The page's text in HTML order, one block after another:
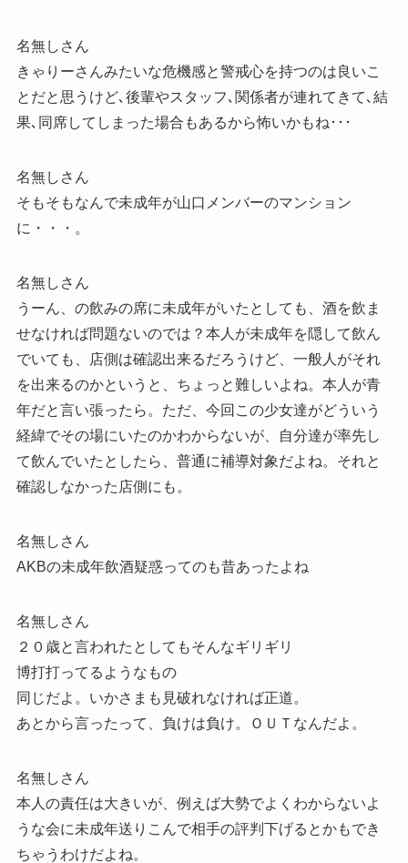
名無しさん
きゃりーさんみたいな危機感と警戒心を持つのは良いこ
とだと思うけど､後輩やスタッフ､関係者が連れてきて､結
果､同席してしまった場合もあるから怖いかもね･･･
名無しさん
そもそもなんで未成年が山口メンバーのマンション
に・・・。
名無しさん
うーん、の飲みの席に未成年がいたとしても、酒を飲ま
せなければ問題ないのでは？本人が未成年を隠して飲ん
でいても、店側は確認出来るだろうけど、一般人がそれ
を出来るのかというと、ちょっと難しいよね。本人が青
年だと言い張ったら。ただ、今回この少女達がどういう
経緯でその場にいたのかわからないが、自分達が率先し
て飲んでいたとしたら、普通に補導対象だよね。それと
確認しなかった店側にも。
名無しさん
AKBの未成年飲酒疑惑ってのも昔あったよね
名無しさん
２０歳と言われたとしてもそんなギリギリ
博打打ってるようなもの
同じだよ。いかさまも見破れなければ正道。
あとから言ったって、負けは負け。ＯＵＴなんだよ。
名無しさん
本人の責任は大きいが、例えば大勢でよくわからないよ
うな会に未成年送りこんで相手の評判下げるとかもでき
ちゃうわけだよね。